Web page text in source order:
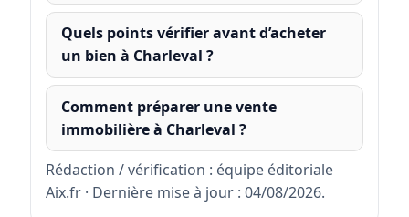
Quels points vérifier avant d’acheter
un bien à Charleval ?
Comment préparer une vente
immobilière à Charleval ?
Rédaction / vérification : équipe éditoriale
Aix.fr · Dernière mise à jour : 04/08/2026.